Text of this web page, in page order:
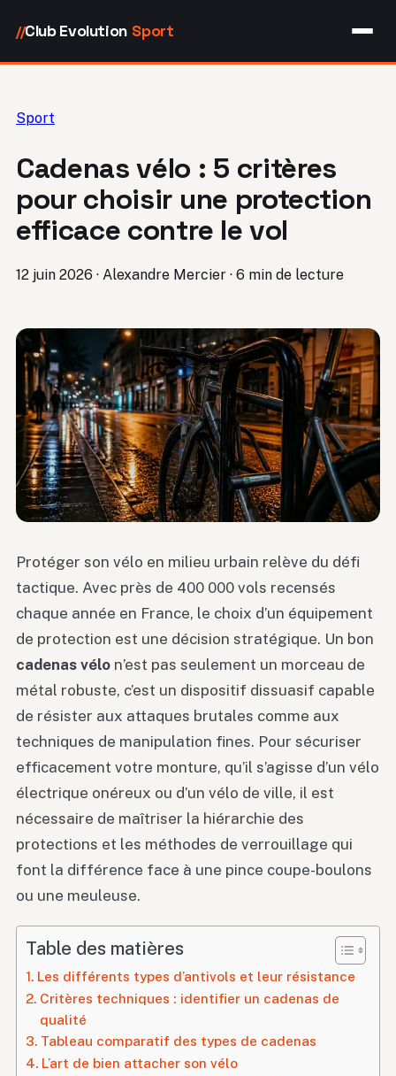
//Club Evolution Sport
Sport
Cadenas vélo : 5 critères
pour choisir une protection
efficace contre le vol
12 juin 2026 · Alexandre Mercier · 6 min de lecture
Protéger son vélo en milieu urbain relève du défi
tactique. Avec près de 400 000 vols recensés
chaque année en France, le choix d’un équipement
de protection est une décision stratégique. Un bon
cadenas vélo n’est pas seulement un morceau de
métal robuste, c’est un dispositif dissuasif capable
de résister aux attaques brutales comme aux
techniques de manipulation fines. Pour sécuriser
efficacement votre monture, qu’il s’agisse d’un vélo
électrique onéreux ou d’un vélo de ville, il est
nécessaire de maîtriser la hiérarchie des
protections et les méthodes de verrouillage qui
font la différence face à une pince coupe-boulons
ou une meuleuse.
Table des matières
Les différents types d’antivols et leur résistance
Critères techniques : identifier un cadenas de
qualité
Tableau comparatif des types de cadenas
L’art de bien attacher son vélo